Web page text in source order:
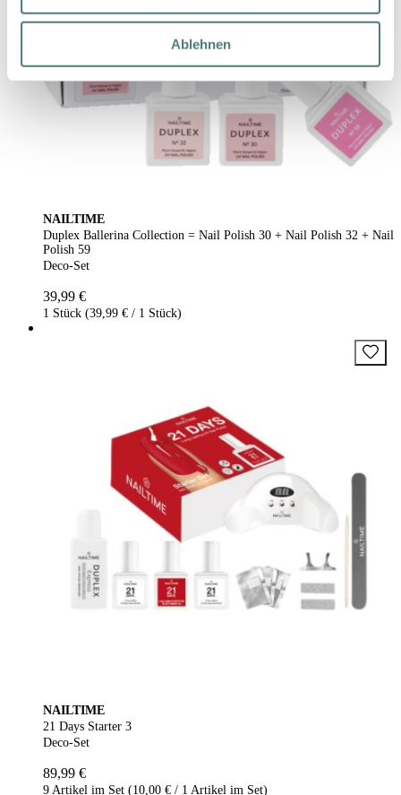
Ablehnen
NAILTIME
Duplex Ballerina Collection = Nail Polish 30 + Nail Polish 32 + Nail
Polish 59
Deco-Set
39,99 €
1 Stück (39,99 € / 1 Stück)
NAILTIME
21 Days Starter 3
Deco-Set
89,99 €
9 Artikel im Set (10,00 € / 1 Artikel im Set)